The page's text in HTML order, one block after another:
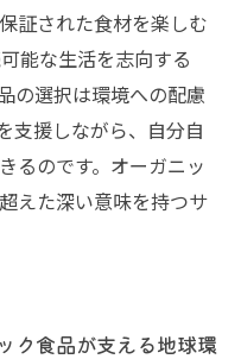
証された食材を楽しむ
能な生活を志向する
の選択は環境への配慮
支援しながら、自分自
るのです。オーガニッ
えた深い意味を持つサ
ク食品が支える地球環